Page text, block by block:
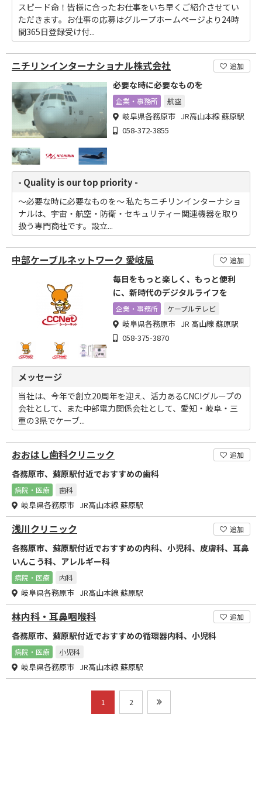
スピード命！皆様に合ったお仕事をいち早くご紹介させてい
ただきます。お仕事の応募はグループホームページより24時
間365日登録受け付...
ニチリンインターナショナル株式会社 追加
必要な時に必要なものを
企業・事務所 航空
岐阜県各務原市 JR高山本線 蘇原駅
058-372-3855
- Quality is our top priority -
～必要な時に必要なものを～ 私たちニチリンインターナショ
ナルは、宇宙・航空・防衛・セキュリティー関連機器を取り
扱う専門商社です。設立...
中部ケーブルネットワーク 愛岐局 追加
毎日をもっと楽しく、もっと便利
に、新時代のデジタルライフを
企業・事務所 ケーブルテレビ
岐阜県各務原市 JR 高山線 蘇原駅
058-375-3870
メッセージ
当社は、今年で創立20周年を迎え、活力あるCNCIグループの
会社として、また中部電力関係会社として、愛知・岐阜・三
重の3県でケーブ...
おおはし歯科クリニック 追加
各務原市、蘇原駅付近でおすすめの歯科
病院・医療 歯科
岐阜県各務原市 JR高山本線 蘇原駅
浅川クリニック 追加
各務原市、蘇原駅付近でおすすめの内科、小児科、皮膚科、耳鼻
いんこう科、アレルギー科
病院・医療 内科
岐阜県各務原市 JR高山本線 蘇原駅
林内科・耳鼻咽喉科 追加
各務原市、蘇原駅付近でおすすめの循環器内科、小児科
病院・医療 小児科
岐阜県各務原市 JR高山本線 蘇原駅
1 2